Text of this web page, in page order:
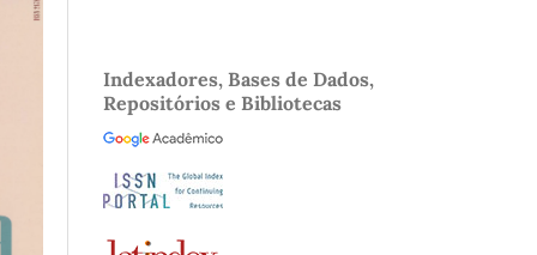
Indexadores, Bases de Dados,
Repositórios e Bibliotecas